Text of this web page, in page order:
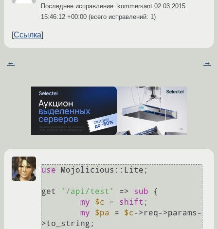
Последнее исправление: kommersant 02.03.2015
15:46:12 +00:00 (всего исправлений: 1)
Ссылка
← →
use Mojolicious::Lite;
get '/api/test' => sub
{
my
$c = shift ;
my
$pa = $c->req->params-
>to_string;